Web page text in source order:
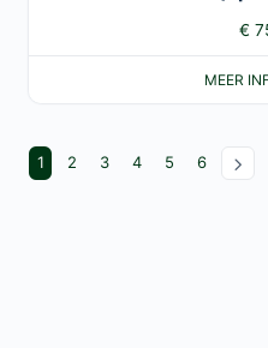
€
MEER
1 2 3 4 5 6